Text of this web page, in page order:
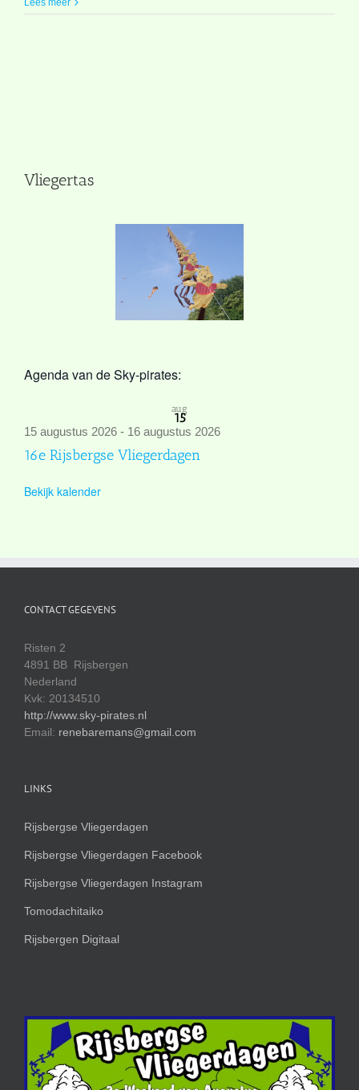
Vliegertas
Agenda van de Sky-pirates:
aug
15
15 augustus 2026 - 16 augustus 2026
16e Rijsbergse Vliegerdagen
Bekijk kalender
CONTACT GEGEVENS
Risten 2
4891 BB Rijsbergen
Nederland
Kvk: 20134510
http://www.sky-pirates.nl
Email: renebaremans@gmail.com
LINKS
Rijsbergse Vliegerdagen
Rijsbergse Vliegerdagen Facebook
Rijsbergse Vliegerdagen Instagram
Tomodachitaiko
Rijsbergen Digitaal